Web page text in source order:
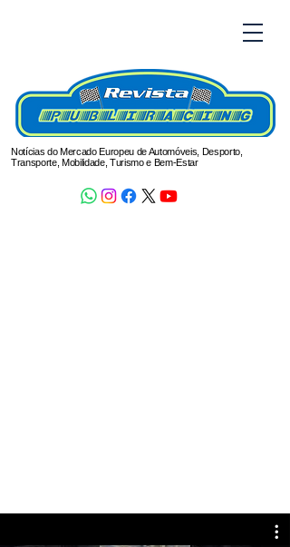
Notícias do Mercado Europeu de Automóveis, Desporto,
Transporte, Mobilidade, Turismo e Bem-Estar